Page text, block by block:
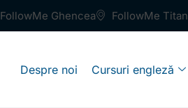
FollowMe Ghencea FollowMe Titan
Despre noi Cursuri engleză